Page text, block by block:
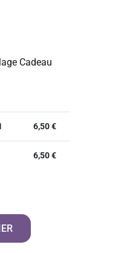
Cadeau
6,50€
6,50€